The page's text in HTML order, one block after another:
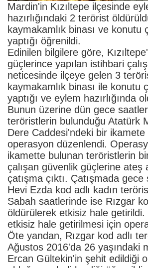
Mardin'in Kızıltepe ilçesinde
hazırlığındaki 2 terörist
kaymakamlık binası ve konutu
yaptığı öğrenildi.
Edinilen bilgilere göre,
güçlerince yapılan istihbari
neticesinde ilçeye gelen 3
kaymakamlık binası ile konutu
yaptığı ve eylem hazırlığında
Bunun üzerine dün gece
teröristlerin bulunduğu Atatürk
Dere Caddesi'ndeki bir ikamete
operasyon düzenlendi.
ikamette bulunan teröristlerin
çalışan güvenlik güçlerine ateş
çatışma çıktı. Çatışmada
Hevi Ezda kod adlı kadın
Sabah saatlerinde ise Rızgar
öldürülerek etkisiz hale
etkisiz hale getirilmesi için
Öte yandan, Rızgar kod adlı
Ağustos 2016'da 26 yaşındaki
Ercan Gültekin'in şehit edildiği